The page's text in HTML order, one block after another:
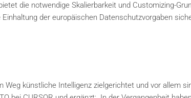
die notwendige Skalierbarkeit und Customizing-
der europäischen Datenschutzvorgaben
künstliche Intelligenz zielgerichtet und vor allem